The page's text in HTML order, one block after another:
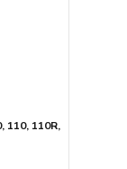
110, 110R,